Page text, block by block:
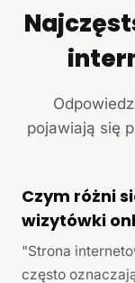
pojawiają się
Czym różni
wizytówki
"Strona
często